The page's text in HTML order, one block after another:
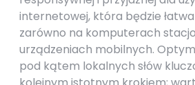
internetowej, która będzie łatwa
zarówno na komputerach
urządzeniach mobilnych.
pod kątem lokalnych słów